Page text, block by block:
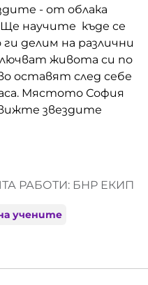
- от облака
Ще научите къде се
делим на различни
живота си по
оставят след себе
Мястото София
звездите
РАБОТИ: БНР ЕКИП
учените